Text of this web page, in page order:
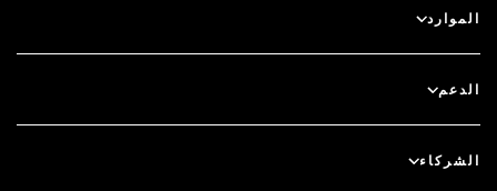
المصادقة متعددة العوامل
الخدمات المالية
الموارد
المدونة
الدعم
الشركاء